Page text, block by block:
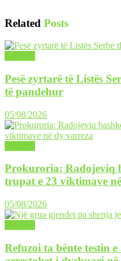
Related Posts
Pesë zyrtarë të Listës
të pandehur
05/08/2026
Prokuroria: Radojeviq
trupat e 23 viktimave
05/08/2026
Refuzoi ta bënte testin